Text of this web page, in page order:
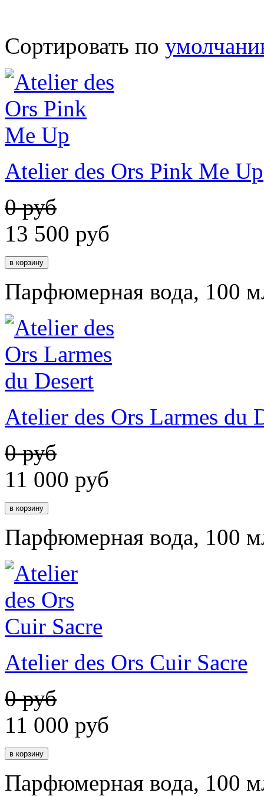
Сортировать по
Atelier des Ors Pink Me Up
0 руб
13 500 руб
Парфюмерная вода, 100
Atelier des Ors Larmes du
0 руб
11 000 руб
Парфюмерная вода, 100
Atelier des Ors Cuir Sacre
0 руб
11 000 руб
Парфюмерная вода, 100